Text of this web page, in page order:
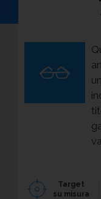
,
1
Offerta valida fino al 23
Ordini, validazione e
estivo. Non
Target
su misura